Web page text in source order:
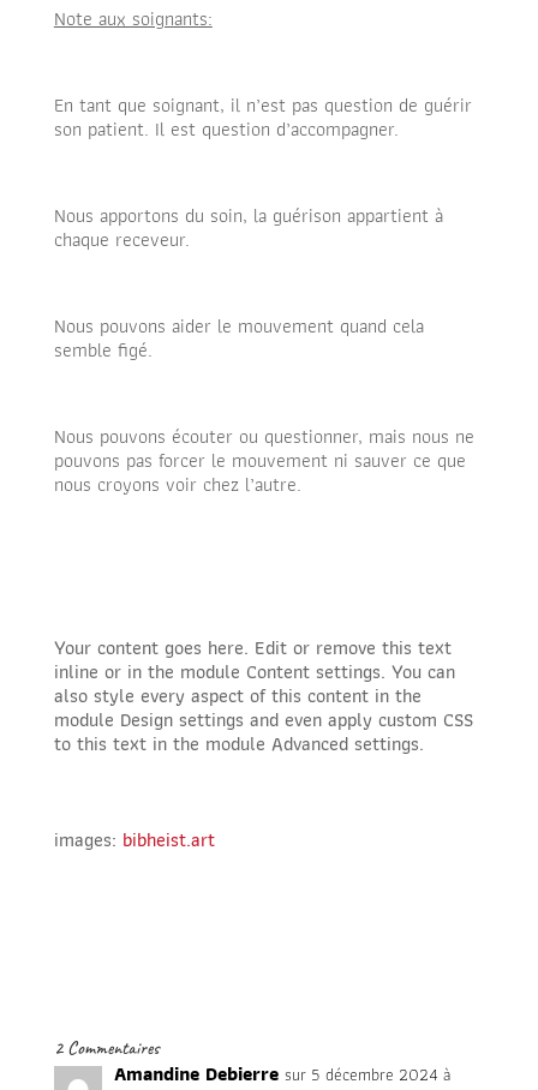
Note aux soignants:
En tant que soignant, il n’est pas question de guérir
son patient. Il est question d’accompagner.
Nous apportons du soin, la guérison appartient à
chaque receveur.
Nous pouvons aider le mouvement quand cela
semble figé.
Nous pouvons écouter ou questionner, mais nous ne
pouvons pas forcer le mouvement ni sauver ce que
nous croyons voir chez l’autre.
Your content goes here. Edit or remove this text
inline or in the module Content settings. You can
also style every aspect of this content in the
module Design settings and even apply custom CSS
to this text in the module Advanced settings.
images: bibheist.art
2 Commentaires
Amandine Debierre sur 5 décembre 2024 à